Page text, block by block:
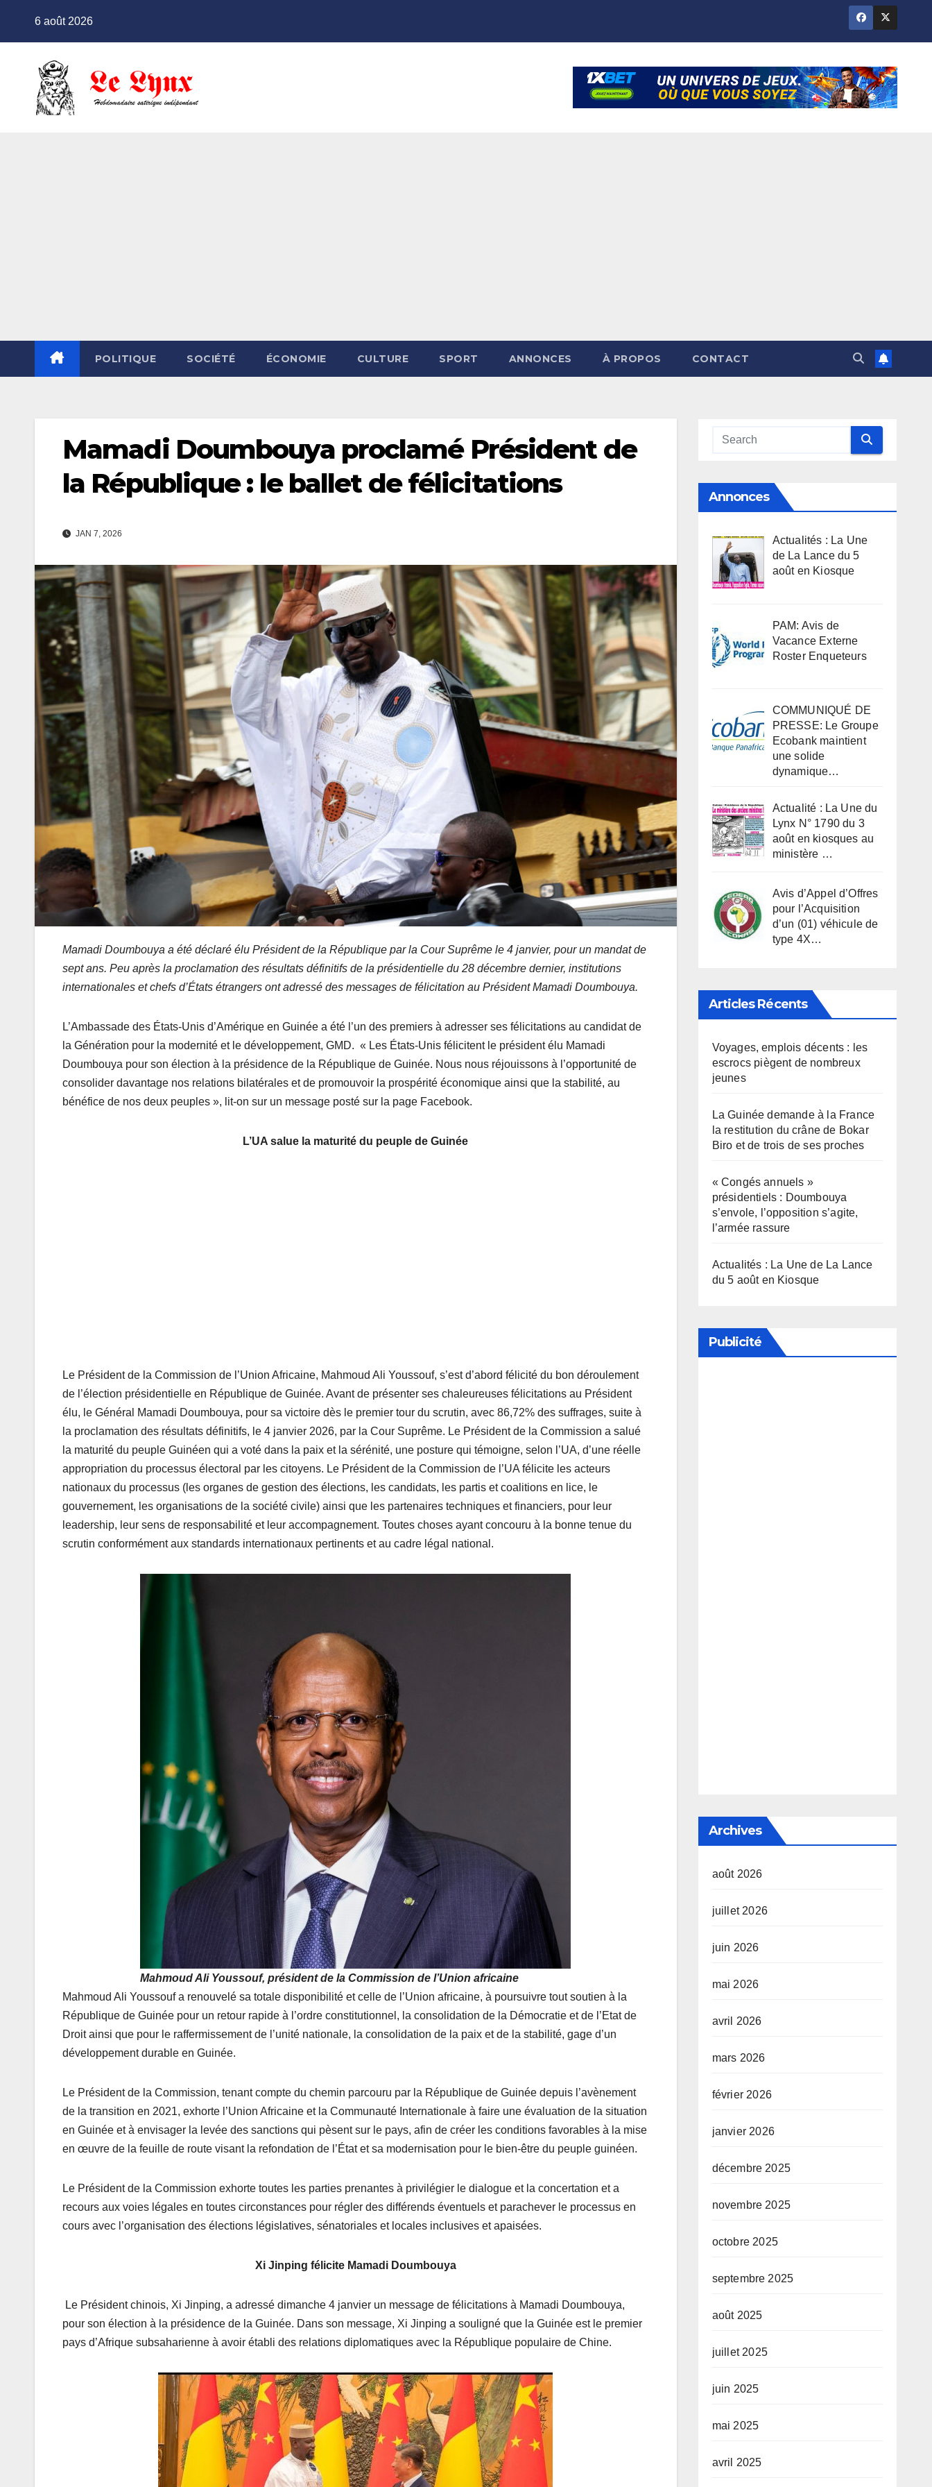
6 août 2026
POLITIQUE SOCIÉTÉ ÉCONOMIE CULTURE SPORT ANNONCES À PROPOS CONTACT
Mamadi Doumbouya proclamé Président de
la République : le ballet de félicitations
JAN 7, 2026
Mamadi Doumbouya a été déclaré élu Président de la République par la Cour Suprême le 4 janvier, pour un mandat de
sept ans. Peu après la proclamation des résultats définitifs de la présidentielle du 28 décembre dernier, institutions
internationales et chefs d’États étrangers ont adressé des messages de félicitation au Président Mamadi Doumbouya.
L’Ambassade des États-Unis d’Amérique en Guinée a été l’un des premiers à adresser ses félicitations au candidat de
la Génération pour la modernité et le développement, GMD. « Les États-Unis félicitent le président élu Mamadi
Doumbouya pour son élection à la présidence de la République de Guinée. Nous nous réjouissons à l’opportunité de
consolider davantage nos relations bilatérales et de promouvoir la prospérité économique ainsi que la stabilité, au
bénéfice de nos deux peuples », lit-on sur un message posté sur la page Facebook.
L’UA salue la maturité du peuple de Guinée
Le Président de la Commission de l’Union Africaine, Mahmoud Ali Youssouf, s’est d’abord félicité du bon déroulement
de l’élection présidentielle en République de Guinée. Avant de présenter ses chaleureuses félicitations au Président
élu, le Général Mamadi Doumbouya, pour sa victoire dès le premier tour du scrutin, avec 86,72% des suffrages, suite à
la proclamation des résultats définitifs, le 4 janvier 2026, par la Cour Suprême. Le Président de la Commission a salué
la maturité du peuple Guinéen qui a voté dans la paix et la sérénité, une posture qui témoigne, selon l’UA, d’une réelle
appropriation du processus électoral par les citoyens. Le Président de la Commission de l’UA félicite les acteurs
nationaux du processus (les organes de gestion des élections, les candidats, les partis et coalitions en lice, le
gouvernement, les organisations de la société civile) ainsi que les partenaires techniques et financiers, pour leur
leadership, leur sens de responsabilité et leur accompagnement. Toutes choses ayant concouru à la bonne tenue du
scrutin conformément aux standards internationaux pertinents et au cadre légal national.
Mahmoud Ali Youssouf, président de la Commission de l’Union africaine
Mahmoud Ali Youssouf a renouvelé sa totale disponibilité et celle de l’Union africaine, à poursuivre tout soutien à la
République de Guinée pour un retour rapide à l’ordre constitutionnel, la consolidation de la Démocratie et de l’Etat de
Droit ainsi que pour le raffermissement de l’unité nationale, la consolidation de la paix et de la stabilité, gage d’un
développement durable en Guinée.
Le Président de la Commission, tenant compte du chemin parcouru par la République de Guinée depuis l’avènement
de la transition en 2021, exhorte l’Union Africaine et la Communauté Internationale à faire une évaluation de la situation
en Guinée et à envisager la levée des sanctions qui pèsent sur le pays, afin de créer les conditions favorables à la mise
en œuvre de la feuille de route visant la refondation de l’État et sa modernisation pour le bien-être du peuple guinéen.
Le Président de la Commission exhorte toutes les parties prenantes à privilégier le dialogue et la concertation et a
recours aux voies légales en toutes circonstances pour régler des différends éventuels et parachever le processus en
cours avec l’organisation des élections législatives, sénatoriales et locales inclusives et apaisées.
Xi Jinping félicite Mamadi Doumbouya
Le Président chinois, Xi Jinping, a adressé dimanche 4 janvier un message de félicitations à Mamadi Doumbouya,
pour son élection à la présidence de la Guinée. Dans son message, Xi Jinping a souligné que la Guinée est le premier
pays d’Afrique subsaharienne à avoir établi des relations diplomatiques avec la République populaire de Chine.
Annonces
Actualités : La Une
de La Lance du 5
août en Kiosque
PAM: Avis de
Vacance Externe
Roster Enqueteurs
COMMUNIQUÉ DE
PRESSE: Le Groupe
Ecobank maintient
une solide
dynamique…
Actualité : La Une du
Lynx N° 1790 du 3
août en kiosques au
ministère …
Avis d’Appel d’Offres
pour l’Acquisition
d’un (01) véhicule de
type 4X…
Articles Récents
Voyages, emplois décents : les
escrocs piègent de nombreux
jeunes
La Guinée demande à la France
la restitution du crâne de Bokar
Biro et de trois de ses proches
« Congés annuels »
présidentiels : Doumbouya
s’envole, l’opposition s’agite,
l’armée rassure
Actualités : La Une de La Lance
du 5 août en Kiosque
Publicité
Archives
août 2026
juillet 2026
juin 2026
mai 2026
avril 2026
mars 2026
février 2026
janvier 2026
décembre 2025
novembre 2025
octobre 2025
septembre 2025
août 2025
juillet 2025
juin 2025
mai 2025
avril 2025